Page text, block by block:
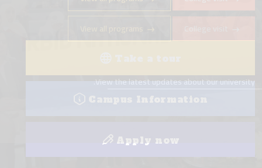
Campus Information
Apply now
View the latest updates about our university.